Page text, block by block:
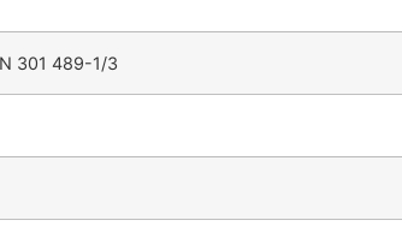
301 489-1/3